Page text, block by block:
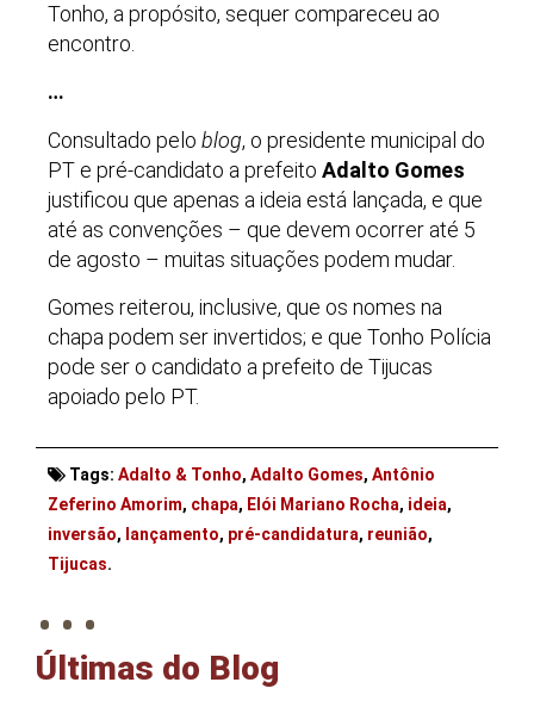
Tonho, a propósito, sequer compareceu ao
encontro.
…
Consultado pelo blog, o presidente municipal do
PT e pré-candidato a prefeito Adalto Gomes
justificou que apenas a ideia está lançada, e que
até as convenções – que devem ocorrer até 5
de agosto – muitas situações podem mudar.
Gomes reiterou, inclusive, que os nomes na
chapa podem ser invertidos; e que Tonho Polícia
pode ser o candidato a prefeito de Tijucas
apoiado pelo PT.
Tags: Adalto & Tonho, Adalto Gomes, Antônio
Zeferino Amorim, chapa, Elói Mariano Rocha, ideia,
inversão, lançamento, pré-candidatura, reunião,
Tijucas.
. . .
Últimas do Blog